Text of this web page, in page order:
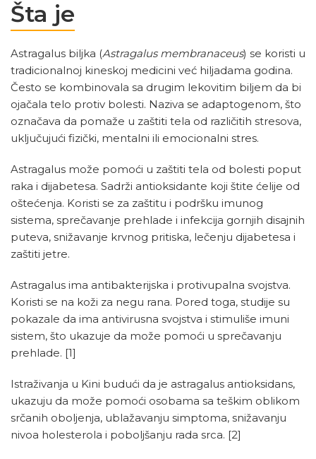
Šta je
Astragalus biljka (Astragalus membranaceus) se koristi u
tradicionalnoj kineskoj medicini već hiljadama godina.
Često se kombinovala sa drugim lekovitim biljem da bi
ojačala telo protiv bolesti. Naziva se adaptogenom, što
označava da pomaže u zaštiti tela od različitih stresova,
uključujući fizički, mentalni ili emocionalni stres.
Astragalus može pomoći u zaštiti tela od bolesti poput
raka i dijabetesa. Sadrži antioksidante koji štite ćelije od
oštećenja. Koristi se za zaštitu i podršku imunog
sistema, sprečavanje prehlade i infekcija gornjih disajnih
puteva, snižavanje krvnog pritiska, lečenju dijabetesa i
zaštiti jetre.
Astragalus ima antibakterijska i protivupalna svojstva.
Koristi se na koži za negu rana. Pored toga, studije su
pokazale da ima antivirusna svojstva i stimuliše imuni
sistem, što ukazuje da može pomoći u sprečavanju
prehlade. [1]
Istraživanja u Kini budući da je astragalus antioksidans,
ukazuju da može pomoći osobama sa teškim oblikom
srčanih oboljenja, ublažavanju simptoma, snižavanju
nivoa holesterola i poboljšanju rada srca. [2]